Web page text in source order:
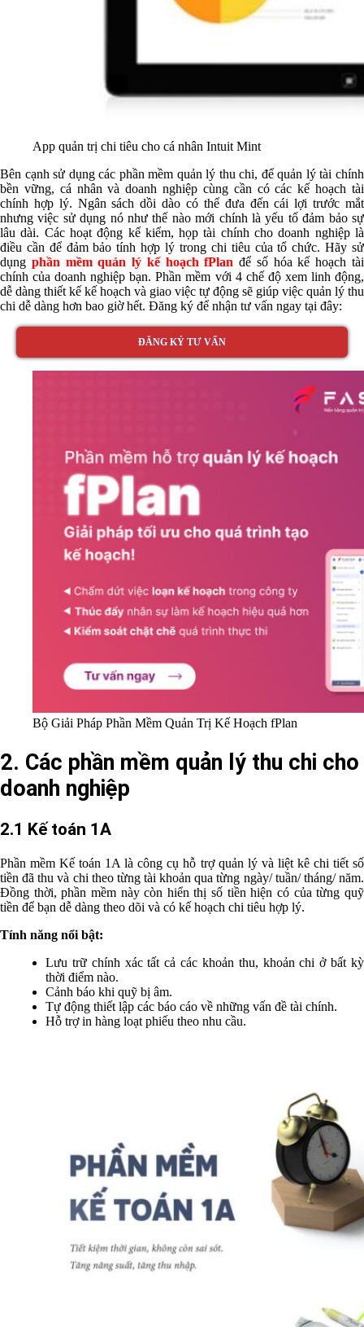
App quản trị chi tiêu cho cá nhân Intuit Mint
Bên cạnh sử dụng các phần mềm quản lý thu chi, để quản lý tài chính
bền vững, cá nhân và doanh nghiệp cùng cần có các kế hoạch tài
chính hợp lý. Ngân sách dồi dào có thể đưa đến cái lợi trước mắt
nhưng việc sử dụng nó như thế nào mới chính là yếu tố đảm bảo sự
lâu dài. Các hoạt động kế kiểm, họp tài chính cho doanh nghiệp là
điều cần để đảm bảo tính hợp lý trong chi tiêu của tổ chức. Hãy sử
dụng phần mềm quản lý kế hoạch fPlan để số hóa kế hoạch tài
chính của doanh nghiệp bạn. Phần mềm với 4 chế độ xem linh động,
dễ dàng thiết kế kế hoạch và giao việc tự động sẽ giúp việc quản lý thu
chi dễ dàng hơn bao giờ hết. Đăng ký để nhận tư vấn ngay tại đây:
ĐĂNG KÝ TƯ VẤN
Bộ Giải Pháp Phần Mềm Quản Trị Kế Hoạch fPlan
2. Các phần mềm quản lý thu chi cho
doanh nghiệp
2.1 Kế toán 1A
Phần mềm Kế toán 1A là công cụ hỗ trợ quản lý và liệt kê chi tiết số
tiền đã thu và chi theo từng tài khoản qua từng ngày/ tuần/ tháng/ năm.
Đồng thời, phần mềm này còn hiển thị số tiền hiện có của từng quỹ
tiền để bạn dễ dàng theo dõi và có kế hoạch chi tiêu hợp lý.
Tính năng nổi bật:
Lưu trữ chính xác tất cả các khoản thu, khoản chi ở bất kỳ
thời điểm nào.
Cảnh báo khi quỹ bị âm.
Tự động thiết lập các báo cáo về những vấn đề tài chính.
Hỗ trợ in hàng loạt phiếu theo nhu cầu.